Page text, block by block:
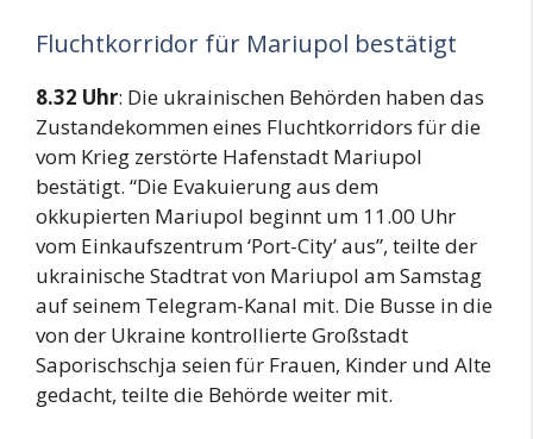
Fluchtkorridor für Mariupol bestätigt
8.32 Uhr: Die ukrainischen Behörden haben das
Zustandekommen eines Fluchtkorridors für die
vom Krieg zerstörte Hafenstadt Mariupol
bestätigt. “Die Evakuierung aus dem
okkupierten Mariupol beginnt um 11.00 Uhr
vom Einkaufszentrum ‘Port-City’ aus”, teilte der
ukrainische Stadtrat von Mariupol am Samstag
auf seinem Telegram-Kanal mit. Die Busse in die
von der Ukraine kontrollierte Großstadt
Saporischschja seien für Frauen, Kinder und Alte
gedacht, teilte die Behörde weiter mit.